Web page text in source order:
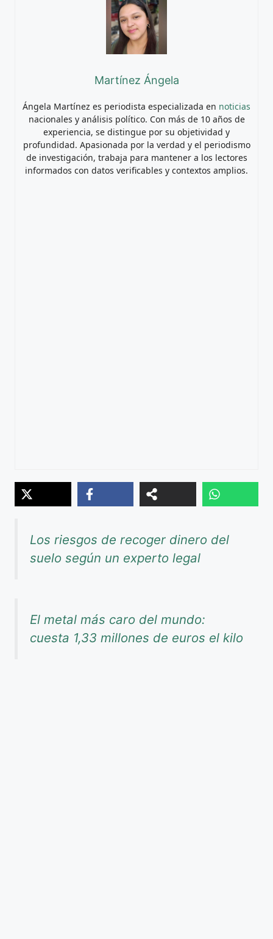
Martínez Ángela
Ángela Martínez es periodista especializada en noticias
nacionales y análisis político. Con más de 10 años de
experiencia, se distingue por su objetividad y
profundidad. Apasionada por la verdad y el periodismo
de investigación, trabaja para mantener a los lectores
informados con datos verificables y contextos amplios.
Los riesgos de recoger dinero del
suelo según un experto legal
El metal más caro del mundo:
cuesta 1,33 millones de euros el kilo